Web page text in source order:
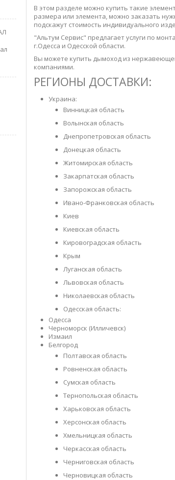
В этом разделе можно купить такие
размера или элемента, можно заказать
подскажут стоимость индивидуального
"Альтум Сервис" предлагает услуги по
г.Одесса и Одесской области.
Вы можете купить дымоход из
компаниями.
РЕГИОНЫ ДОСТАВКИ:
Украина:
Винницкая область
Волынская область
Днепропетровская область
Донецкая область
Житомирская область
Закарпатская область
Запорожская область
Ивано-Франковская область
Киев
Киевская область
Кировоградская область
Крым
Луганская область
Львовская область
Николаевская область
Одесская область:
Одесса
Черноморск (Илличевск)
Измаил
Белгород
Полтавская область
Ровненская область
Сумская область
Тернопольская область
Харьковская область
Херсонская область
Хмельницкая область
Черкасская область
Черниговская область
Черновицкая область